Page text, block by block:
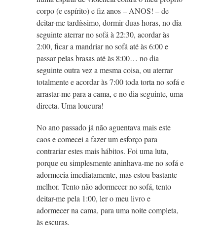
corpo (e espírito) e fiz anos – ANOS! – de
deitar-me tardíssimo, dormir duas horas, no dia
seguinte aterrar no sofá à 22:30, acordar às
2:00, ficar a mandriar no sofá até às 6:00 e
passar pelas brasas até às 8:00… no dia
seguinte outra vez a mesma coisa, ou aterrar
totalmente e acordar às 7:00 toda torta no sofá e
arrastar-me para a cama, e no dia seguinte, uma
directa. Uma loucura!
No ano passado já não aguentava mais este
caos e comecei a fazer um esforço para
contrariar estes mais hábitos. Foi uma luta,
porque eu simplesmente aninhava-me no sofá e
adormecia imediatamente, mas estou bastante
melhor. Tento não adormecer no sofá, tento
deitar-me pela 1:00, ler o meu livro e
adormecer na cama, para uma noite completa,
às escuras.